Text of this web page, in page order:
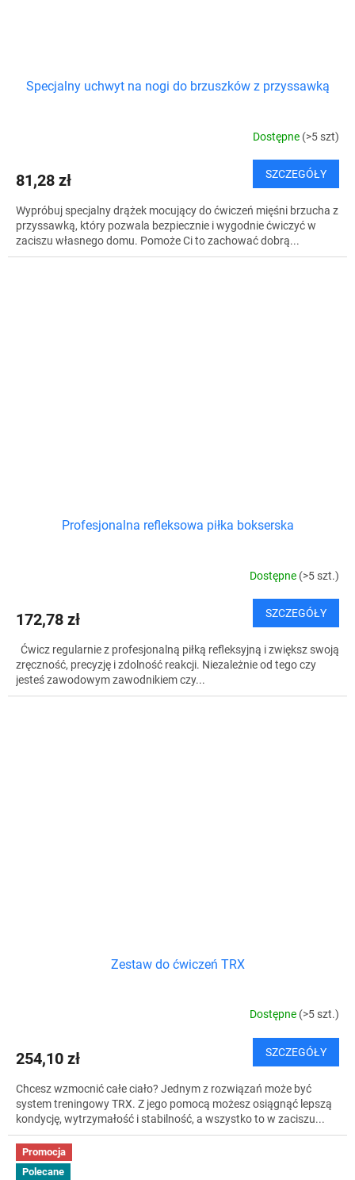
Specjalny uchwyt na nogi do brzuszków z przyssawką
Dostępne (>5 szt)
81,28 zł SZCZEGÓŁY
Wypróbuj specjalny drążek mocujący do ćwiczeń mięśni brzucha z
przyssawką, który pozwala bezpiecznie i wygodnie ćwiczyć w
zaciszu własnego domu. Pomoże Ci to zachować dobrą...
Profesjonalna refleksowa piłka bokserska
Dostępne (>5 szt.)
172,78 zł SZCZEGÓŁY
Ćwicz regularnie z profesjonalną piłką refleksyjną i zwiększ swoją
zręczność, precyzję i zdolność reakcji. Niezależnie od tego czy
jesteś zawodowym zawodnikiem czy...
Zestaw do ćwiczeń TRX
Dostępne (>5 szt.)
254,10 zł SZCZEGÓŁY
Chcesz wzmocnić całe ciało? Jednym z rozwiązań może być
system treningowy TRX. Z jego pomocą możesz osiągnąć lepszą
kondycję, wytrzymałość i stabilność, a wszystko to w zaciszu...
Promocja
Polecane